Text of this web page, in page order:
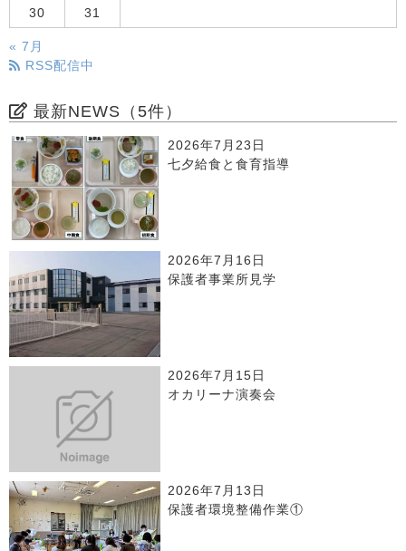
30 31
« 7月
RSS配信中
最新NEWS（5件）
2026年7月23日
七夕給食と食育指導
2026年7月16日
保護者事業所見学
2026年7月15日
オカリーナ演奏会
2026年7月13日
保護者環境整備作業①